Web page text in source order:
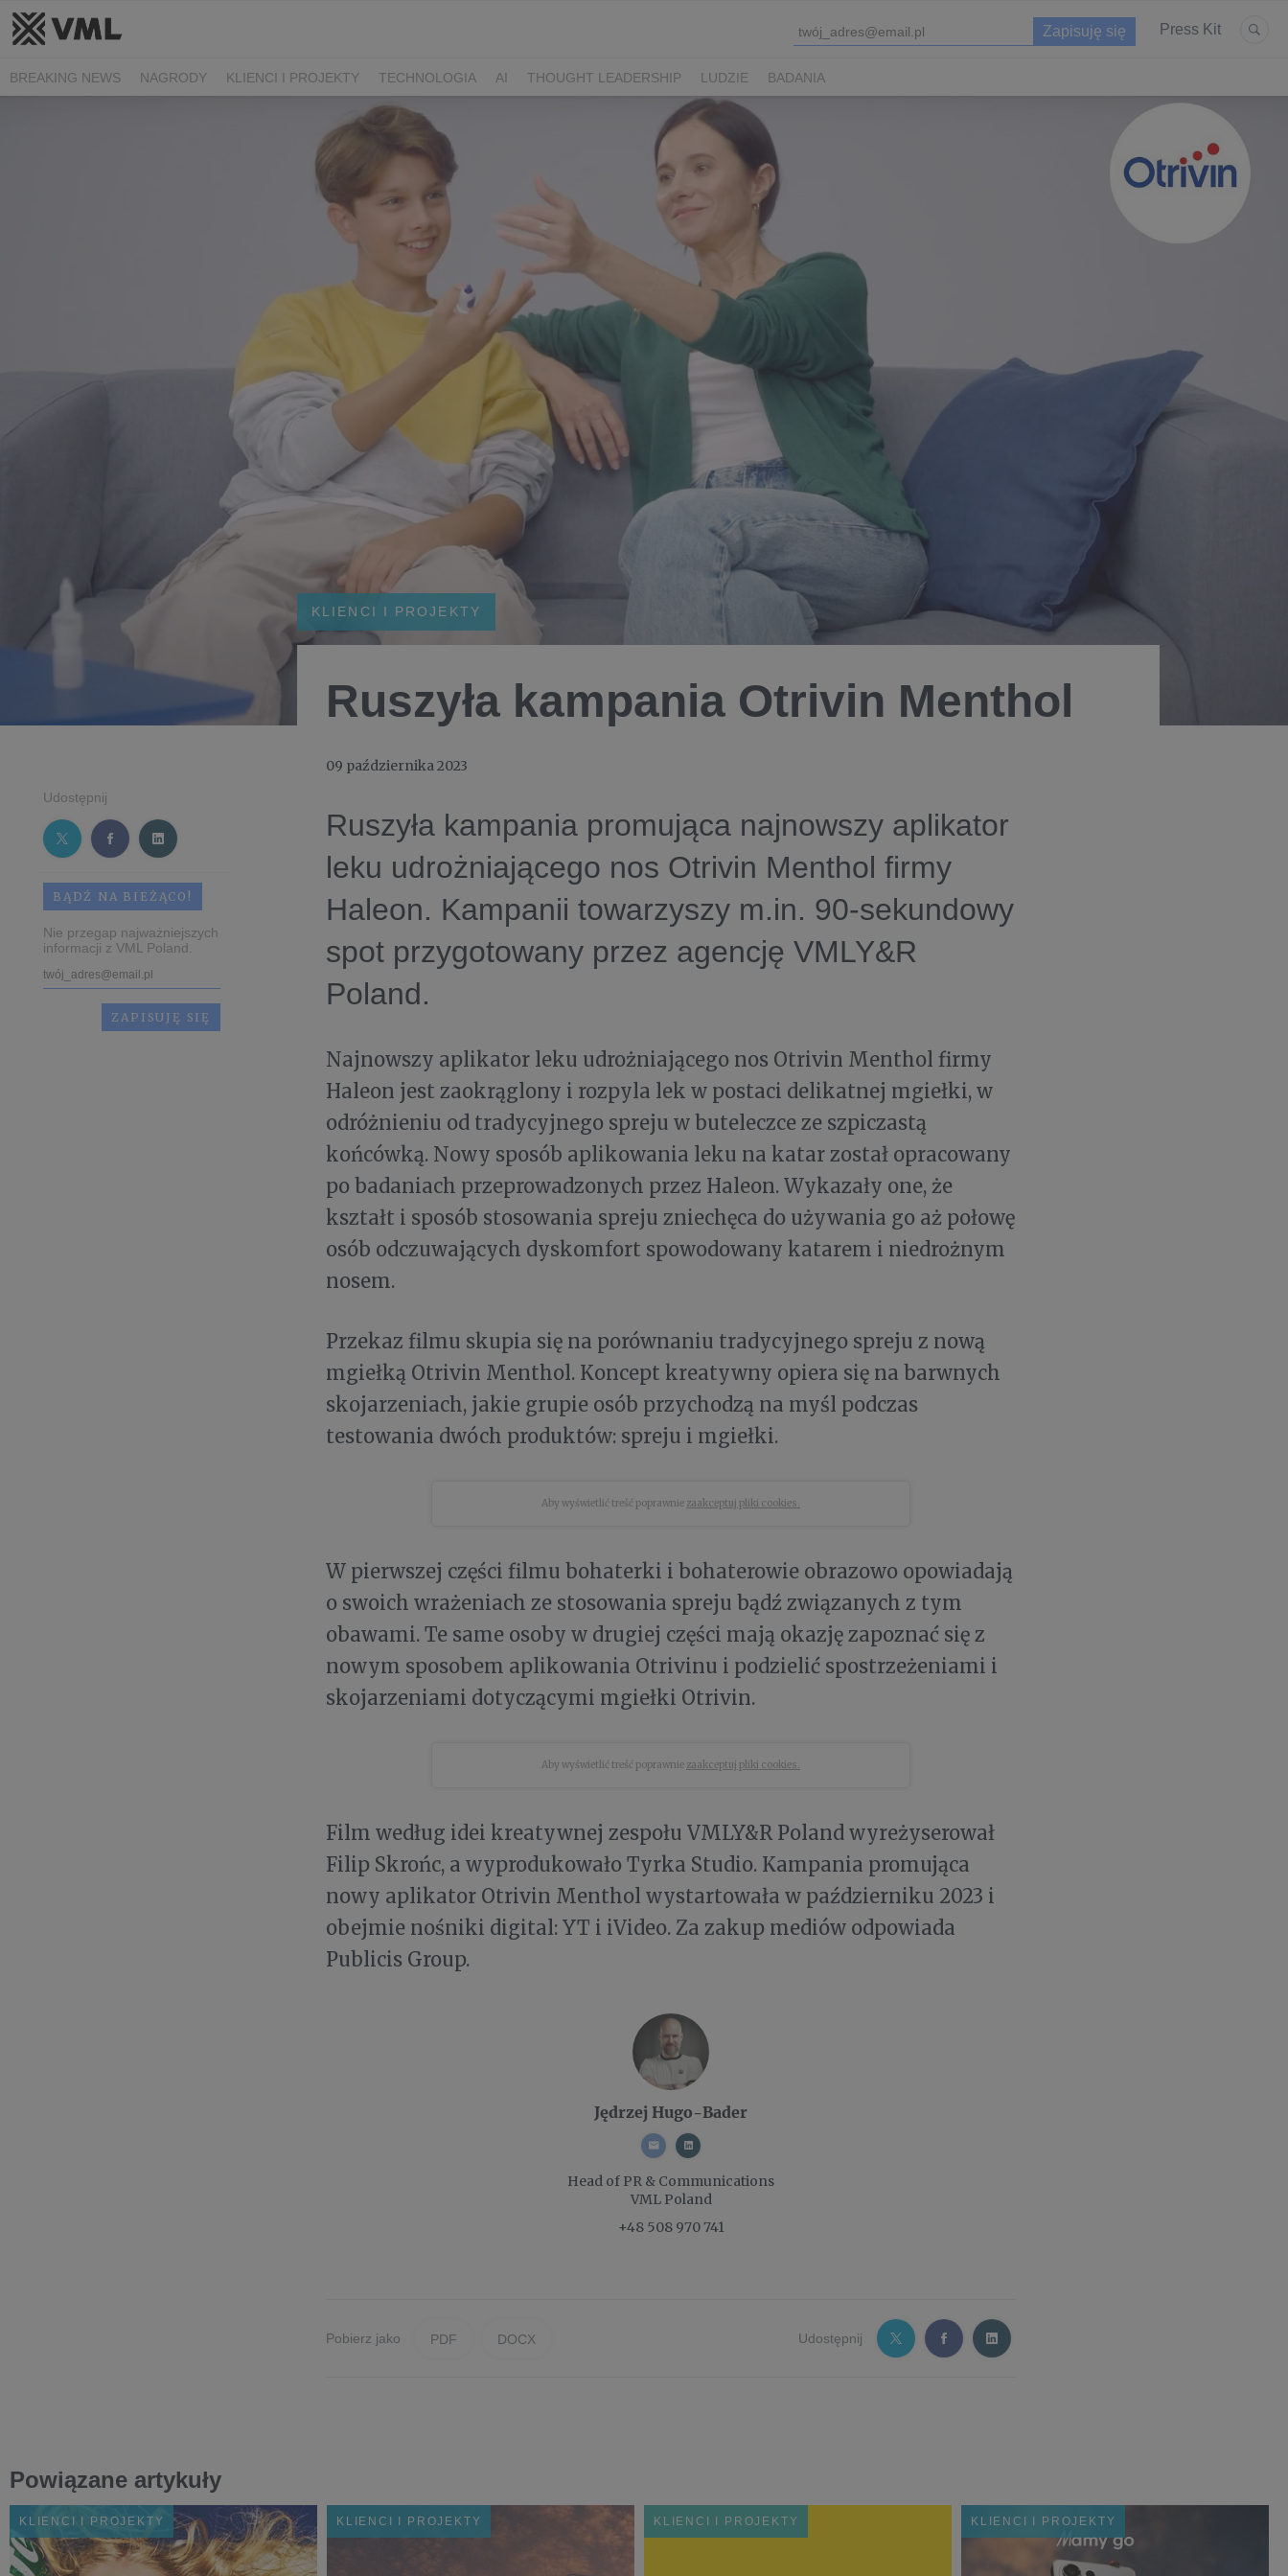
Press Kit
BREAKING NEWS NAGRODY KLIENCI I PROJEKTY TECHNOLOGIA AI THOUGHT LEADERSHIP LUDZIE BADANIA
Udostępnij
BĄDŹ NA BIEŻĄCO!
Nie przegap najważniejszych
informacji z VML Poland.
KLIENCI I PROJEKTY
Ruszyła kampania Otrivin Menthol
09 października 2023
Ruszyła kampania promująca najnowszy aplikator
leku udrożniającego nos Otrivin Menthol firmy
Haleon. Kampanii towarzyszy m.in. 90-sekundowy
spot przygotowany przez agencję VMLY&R
Poland.
Najnowszy aplikator leku udrożniającego nos Otrivin Menthol firmy
Haleon jest zaokrąglony i rozpyla lek w postaci delikatnej mgiełki, w
odróżnieniu od tradycyjnego spreju w buteleczce ze szpiczastą
końcówką. Nowy sposób aplikowania leku na katar został opracowany
po badaniach przeprowadzonych przez Haleon. Wykazały one, że
kształt i sposób stosowania spreju zniechęca do używania go aż połowę
osób odczuwających dyskomfort spowodowany katarem i niedrożnym
nosem.
Przekaz filmu skupia się na porównaniu tradycyjnego spreju z nową
mgiełką Otrivin Menthol. Koncept kreatywny opiera się na barwnych
skojarzeniach, jakie grupie osób przychodzą na myśl podczas
testowania dwóch produktów: spreju i mgiełki.
Aby wyświetlić treść poprawnie zaakceptuj pliki cookies.
W pierwszej części filmu bohaterki i bohaterowie obrazowo opowiadają
o swoich wrażeniach ze stosowania spreju bądź związanych z tym
obawami. Te same osoby w drugiej części mają okazję zapoznać się z
nowym sposobem aplikowania Otrivinu i podzielić spostrzeżeniami i
skojarzeniami dotyczącymi mgiełki Otrivin.
Aby wyświetlić treść poprawnie zaakceptuj pliki cookies.
Film według idei kreatywnej zespołu VMLY&R Poland wyreżyserował
Filip Skrońc, a wyprodukowało Tyrka Studio. Kampania promująca
nowy aplikator Otrivin Menthol wystartowała w październiku 2023 i
obejmie nośniki digital: YT i iVideo. Za zakup mediów odpowiada
Publicis Group.
Jędrzej Hugo-Bader
Head of PR & Communications
VML Poland
+48 508 970 741
Pobierz jako PDF DOCX Udostępnij
Powiązane artykuły
KLIENCI I PROJEKTY KLIENCI I PROJEKTY KLIENCI I PROJEKTY KLIENCI I PROJEKTY